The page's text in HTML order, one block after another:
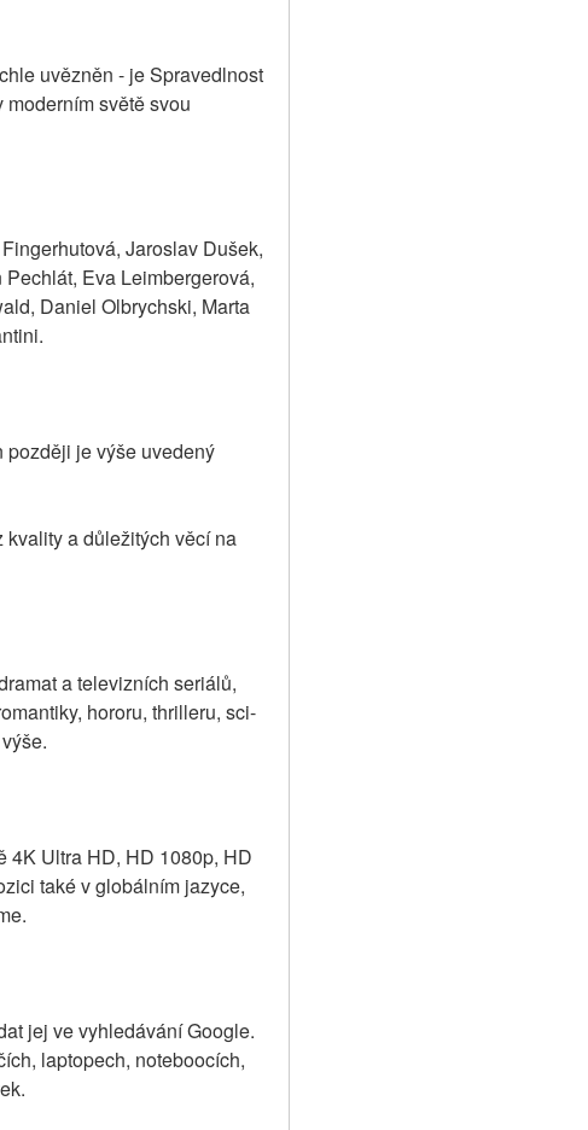
uvězněn - je Spravedlnost
světě svou
Jaroslav Dušek,
Eva Leimbergerová,
Daniel Olbrychski, Marta
později je výše uvedený
a důležitých věcí na
a televizních seriálů,
hororu, thrilleru, sci-
4K Ultra HD, HD 1080p, HD
také v globálním jazyce,
jej ve vyhledávání Google.
laptopech, noteboocích,